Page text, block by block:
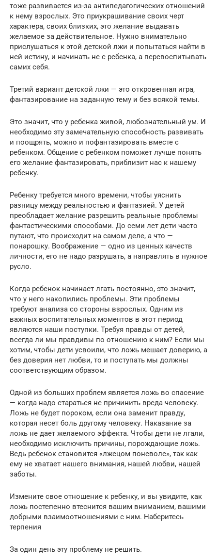
тоже развивается из-за антипедагогических отношений
к нему взрослых. Это приукрашивание своих черт
характера, своих близких, это желание выдавать
желаемое за действительное. Нужно внимательно
прислушаться к этой детской лжи и попытаться найти в
ней истину, и начинать не с ребенка, а перевоспитывать
самих себя.
Третий вариант детской лжи — это откровенная игра,
фантазирование на заданную тему и без всякой темы.
Это значит, что у ребенка живой, любознательный ум. И
необходимо эту замечательную способность развивать
и поощрять, можно и пофантазировать вместе с
ребенком. Общение с ребенком поможет лучше понять
его желание фантазировать, приблизит нас к нашему
ребенку.
Ребенку требуется много времени, чтобы уяснить
разницу между реальностью и фантазией. У детей
преобладает желание разрешить реальные проблемы
фантастическими способами. До семи лет дети часто
путают, что происходит на самом деле, а что —
понарошку. Воображение — одно из ценных качеств
личности, его не надо разрушать, а направлять в нужное
русло.
Когда ребенок начинает лгать постоянно, это значит,
что у него накопились проблемы. Эти проблемы
требуют анализа со стороны взрослых. Одним из
важных воспитательных моментов в этот период
являются наши поступки. Требуя правды от детей,
всегда ли мы правдивы по отношению к ним? Если мы
хотим, чтобы дети усвоили, что ложь мешает доверию, а
без доверия нет любви, то и поступать мы должны
соответствующим образом.
Одной из больших проблем является ложь во спасение
— когда надо стараться не причинить вреда человеку.
Ложь не будет пороком, если она заменит правду,
которая несет боль другому человеку. Наказание за
ложь не дает желаемого эффекта. Чтобы дети не лгали,
необходимо исключить причины, порождающие ложь.
Ведь ребенок становится «лжецом поневоле», так как
ему не хватает нашего внимания, нашей любви, нашей
заботы.
Измените свое отношение к ребенку, и вы увидите, как
ложь постепенно втеснится вашим вниманием, вашими
добрыми взаимоотношениями с ним. Наберитесь
терпения
За один день эту проблему не решить.